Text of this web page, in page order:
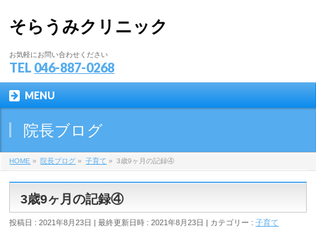
そらうみクリニック
お気軽にお問い合わせください
TEL 046-887-0268
MENU
院長ブログ
HOME » 院長ブログ » 子育て » 3歳9ヶ月の記録④
3歳9ヶ月の記録④
投稿日 : 2021年8月23日 最終更新日時 : 2021年8月23日 カテゴリー :子育て